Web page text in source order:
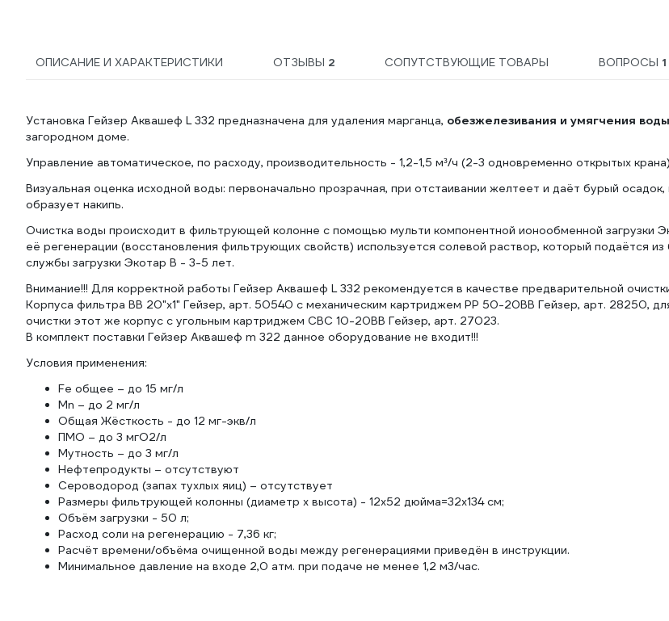
ОПИСАНИЕ И ХАРАКТЕРИСТИКИ ОТЗЫВЫ 2 СОПУТСТВУЮЩИЕ ТОВАРЫ ВОПРОСЫ 1
Установка Гейзер Аквашеф L 332 предназначена для удаления марганца, обезжелезивания и умягчения воды
загородном доме.
Управление автоматическое, по расходу, производительность - 1,2-1,5 м³/ч (2-3 одновременно открытых
Визуальная оценка исходной воды: первоначально прозрачная, при отстаивании желтеет и даёт бурый осадок,
образует накипь.
Очистка воды происходит в фильтрующей колонне с помощью мульти компонентной ионообменной загрузки
её регенерации (восстановления фильтрующих свойств) используется солевой раствор, который подаётся из
службы загрузки Экотар В - 3-5 лет.
Внимание!!! Для корректной работы Гейзер Аквашеф L 332 рекомендуется в качестве предварительной
Корпуса фильтра ВВ 20"x1" Гейзер, арт. 50540 с механическим картриджем PP 50-20BB Гейзер, арт. 28250,
очистки этот же корпус с угольным картриджем CBC 10-20BB Гейзер, арт. 27023.
В комплект поставки Гейзер Аквашеф m 322 данное оборудование не входит!!!
Условия применения:
Fe общее – до 15 мг/л
Mn – до 2 мг/л
Общая Жёсткость - до 12 мг-экв/л
ПМО – до 3 мгО2/л
Мутность – до 3 мг/л
Нефтепродукты – отсутствуют
Сероводород (запах тухлых яиц) – отсутствует
Размеры фильтрующей колонны (диаметр x высота) - 12x52 дюйма=32x134 см;
Объём загрузки - 50 л;
Расход соли на регенерацию - 7,36 кг;
Расчёт времени/объёма очищенной воды между регенерациями приведён в инструкции.
Минимальное давление на входе 2,0 атм. при подаче не менее 1,2 м3/час.